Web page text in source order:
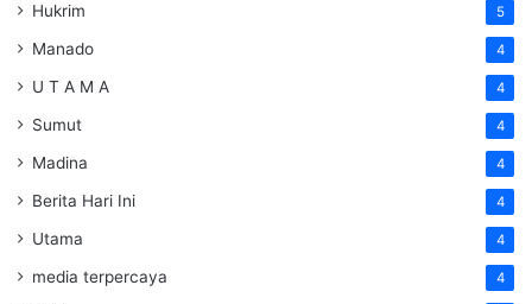
Hukrim 5
Manado 4
U T A M A 4
Sumut 4
Madina 4
Berita Hari Ini 4
Utama 4
media terpercaya 4